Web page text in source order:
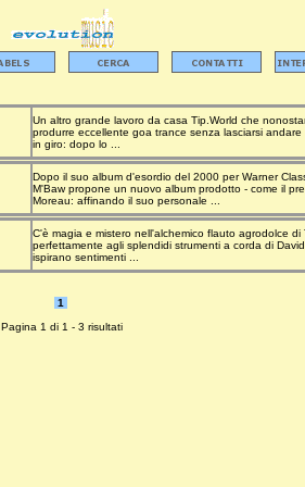
Un altro grande lavoro da casa Tip.World che
produrre eccellente goa trance senza lasciarsi
in giro: dopo lo ...
Dopo il suo album d'esordio del 2000 per Warner
M'Baw propone un nuovo album prodotto - come il
Moreau: affinando il suo personale ...
C'è magia e mistero nell'alchemico flauto agrodolce di
perfettamente agli splendidi strumenti a corda di
ispirano sentimenti ...
1
Pagina 1 di 1 - 3 risultati